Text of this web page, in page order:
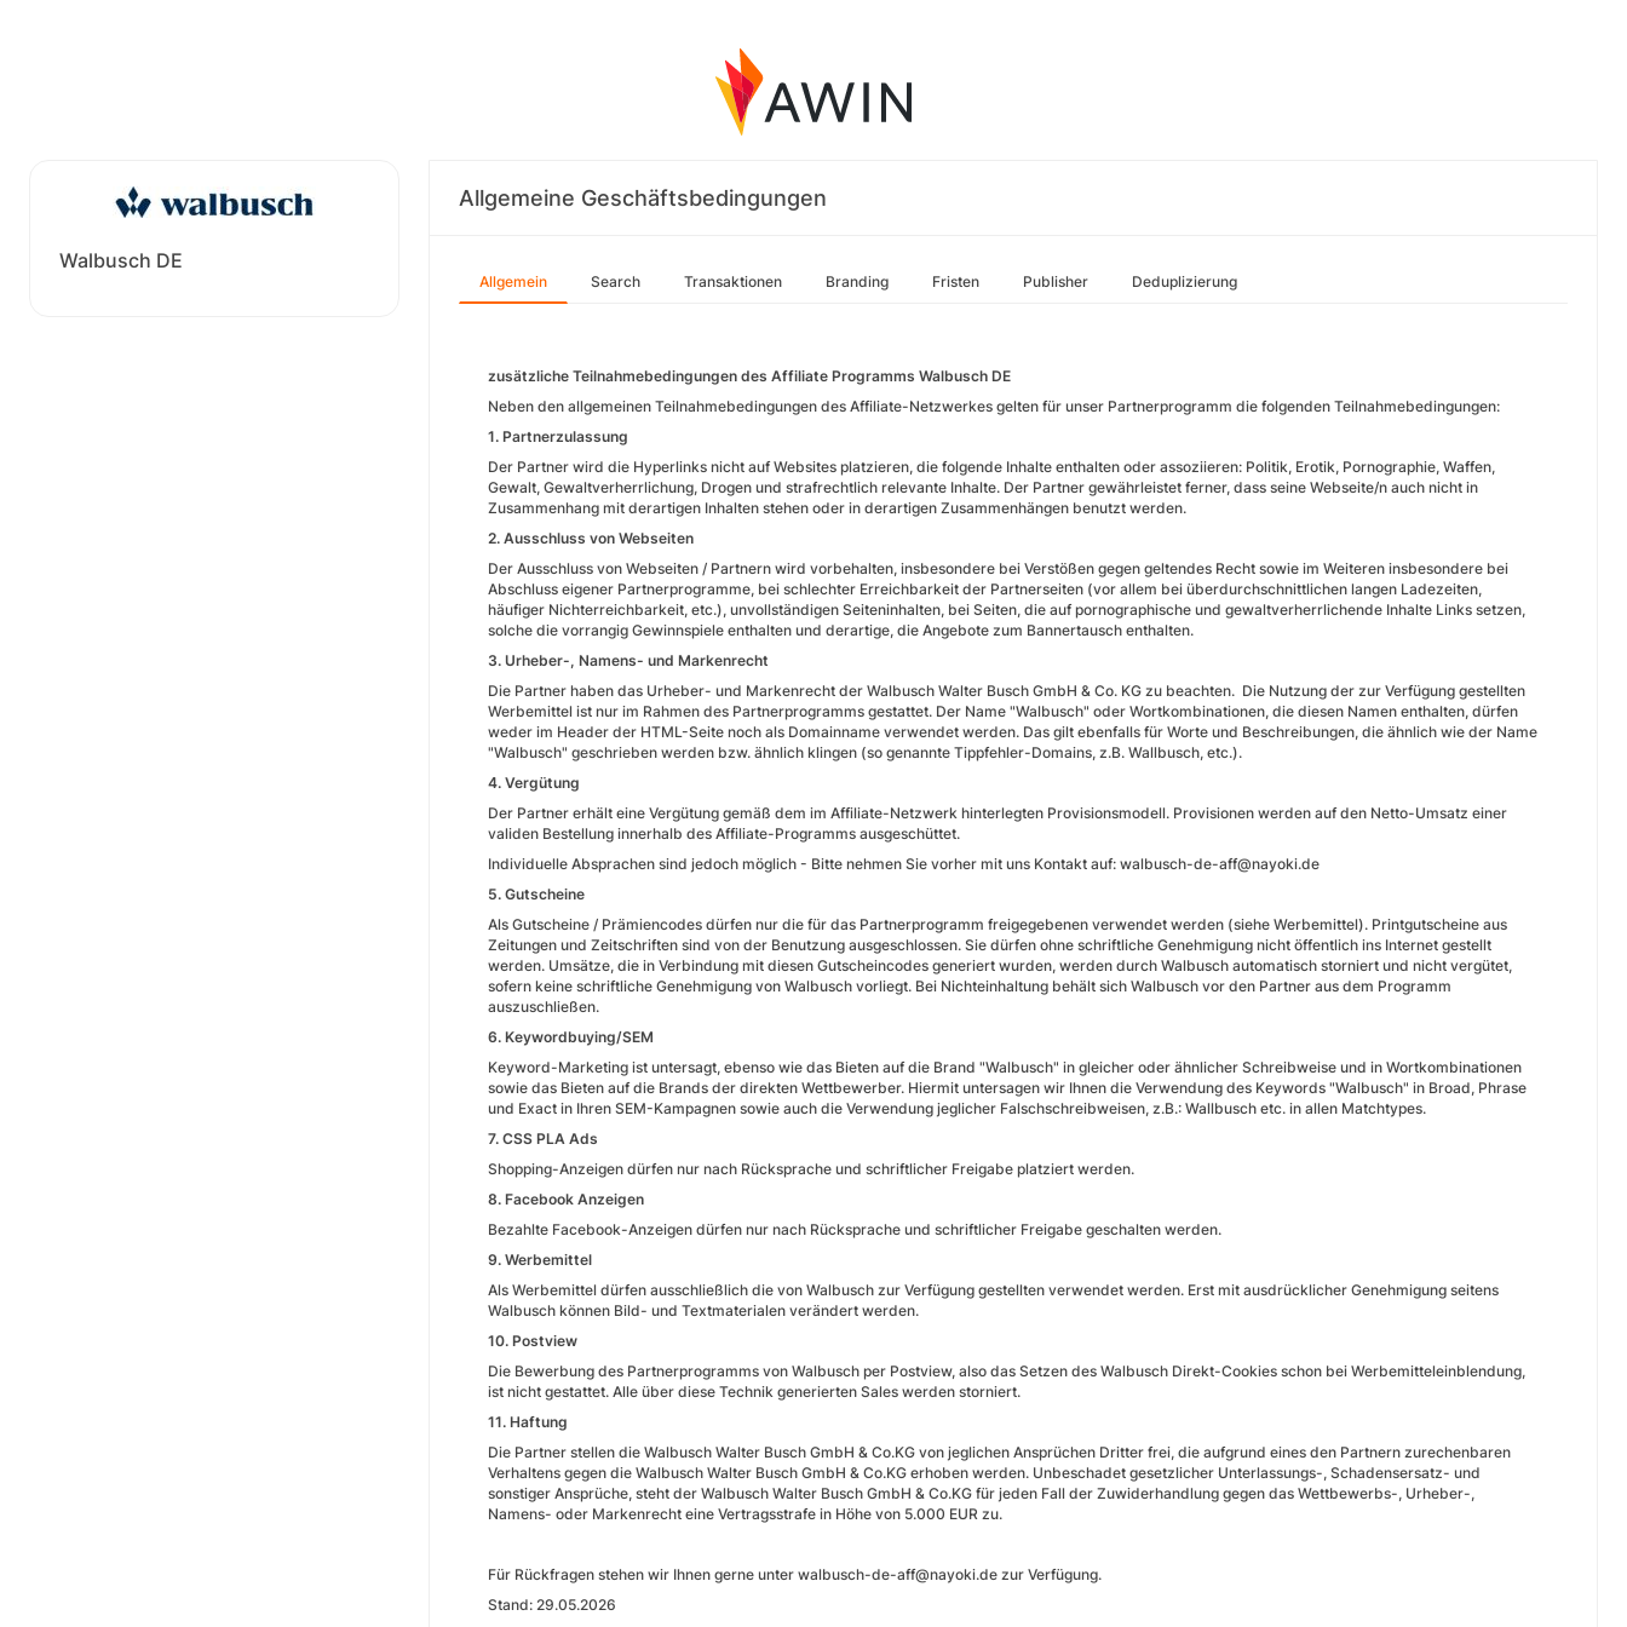
Walbusch DE
Allgemeine Geschäftsbedingungen
Allgemein Search Transaktionen Branding Fristen Publisher Deduplizierung
zusätzliche Teilnahmebedingungen des Affiliate Programms Walbusch DE
Neben den allgemeinen Teilnahmebedingungen des Affiliate-Netzwerkes gelten für unser Partnerprogramm die folgenden Teilnahmebedingungen:
1. Partnerzulassung
Der Partner wird die Hyperlinks nicht auf Websites platzieren, die folgende Inhalte enthalten oder assoziieren: Politik, Erotik, Pornographie, Waffen,
Gewalt, Gewaltverherrlichung, Drogen und strafrechtlich relevante Inhalte. Der Partner gewährleistet ferner, dass seine Webseite/n auch nicht in
Zusammenhang mit derartigen Inhalten stehen oder in derartigen Zusammenhängen benutzt werden.
2. Ausschluss von Webseiten
Der Ausschluss von Webseiten / Partnern wird vorbehalten, insbesondere bei Verstößen gegen geltendes Recht sowie im Weiteren insbesondere bei
Abschluss eigener Partnerprogramme, bei schlechter Erreichbarkeit der Partnerseiten (vor allem bei überdurchschnittlichen langen Ladezeiten,
häufiger Nichterreichbarkeit, etc.), unvollständigen Seiteninhalten, bei Seiten, die auf pornographische und gewaltverherrlichende Inhalte Links setzen,
solche die vorrangig Gewinnspiele enthalten und derartige, die Angebote zum Bannertausch enthalten.
3. Urheber-, Namens- und Markenrecht
Die Partner haben das Urheber- und Markenrecht der Walbusch Walter Busch GmbH & Co. KG zu beachten. Die Nutzung der zur Verfügung gestellten
Werbemittel ist nur im Rahmen des Partnerprogramms gestattet. Der Name "Walbusch" oder Wortkombinationen, die diesen Namen enthalten, dürfen
weder im Header der HTML-Seite noch als Domainname verwendet werden. Das gilt ebenfalls für Worte und Beschreibungen, die ähnlich wie der Name
"Walbusch" geschrieben werden bzw. ähnlich klingen (so genannte Tippfehler-Domains, z.B. Wallbusch, etc.).
4. Vergütung
Der Partner erhält eine Vergütung gemäß dem im Affiliate-Netzwerk hinterlegten Provisionsmodell. Provisionen werden auf den Netto-Umsatz einer
validen Bestellung innerhalb des Affiliate-Programms ausgeschüttet.
Individuelle Absprachen sind jedoch möglich - Bitte nehmen Sie vorher mit uns Kontakt auf: walbusch-de-aff@nayoki.de
5. Gutscheine
Als Gutscheine / Prämiencodes dürfen nur die für das Partnerprogramm freigegebenen verwendet werden (siehe Werbemittel). Printgutscheine aus
Zeitungen und Zeitschriften sind von der Benutzung ausgeschlossen. Sie dürfen ohne schriftliche Genehmigung nicht öffentlich ins Internet gestellt
werden. Umsätze, die in Verbindung mit diesen Gutscheincodes generiert wurden, werden durch Walbusch automatisch storniert und nicht vergütet,
sofern keine schriftliche Genehmigung von Walbusch vorliegt. Bei Nichteinhaltung behält sich Walbusch vor den Partner aus dem Programm
auszuschließen.
6. Keywordbuying/SEM
Keyword-Marketing ist untersagt, ebenso wie das Bieten auf die Brand "Walbusch" in gleicher oder ähnlicher Schreibweise und in Wortkombinationen
sowie das Bieten auf die Brands der direkten Wettbewerber. Hiermit untersagen wir Ihnen die Verwendung des Keywords "Walbusch" in Broad, Phrase
und Exact in Ihren SEM-Kampagnen sowie auch die Verwendung jeglicher Falschschreibweisen, z.B.: Wallbusch etc. in allen Matchtypes.
7. CSS PLA Ads
Shopping-Anzeigen dürfen nur nach Rücksprache und schriftlicher Freigabe platziert werden.
8. Facebook Anzeigen
Bezahlte Facebook-Anzeigen dürfen nur nach Rücksprache und schriftlicher Freigabe geschalten werden.
9. Werbemittel
Als Werbemittel dürfen ausschließlich die von Walbusch zur Verfügung gestellten verwendet werden. Erst mit ausdrücklicher Genehmigung seitens
Walbusch können Bild- und Textmaterialen verändert werden.
10. Postview
Die Bewerbung des Partnerprogramms von Walbusch per Postview, also das Setzen des Walbusch Direkt-Cookies schon bei Werbemitteleinblendung,
ist nicht gestattet. Alle über diese Technik generierten Sales werden storniert.
11. Haftung
Die Partner stellen die Walbusch Walter Busch GmbH & Co.KG von jeglichen Ansprüchen Dritter frei, die aufgrund eines den Partnern zurechenbaren
Verhaltens gegen die Walbusch Walter Busch GmbH & Co.KG erhoben werden. Unbeschadet gesetzlicher Unterlassungs-, Schadensersatz- und
sonstiger Ansprüche, steht der Walbusch Walter Busch GmbH & Co.KG für jeden Fall der Zuwiderhandlung gegen das Wettbewerbs-, Urheber-,
Namens- oder Markenrecht eine Vertragsstrafe in Höhe von 5.000 EUR zu.
Für Rückfragen stehen wir Ihnen gerne unter walbusch-de-aff@nayoki.de zur Verfügung.
Stand: 29.05.2026